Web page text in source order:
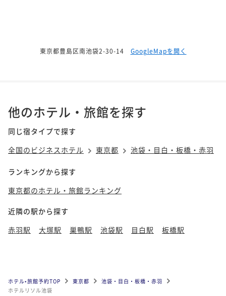
東京都豊島区南池袋2-30-14 GoogleMapを開く
他のホテル・旅館を探す
同じ宿タイプで探す
全国のビジネスホテル
東京都 池袋・目白・板橋・赤羽
ランキングから探す
東京都のホテル・旅館ランキング
近隣の駅から探す
赤羽駅
大塚駅 巣鴨駅 池袋駅 目白駅 板橋駅
ホテル•旅館予約TOP 東京都
池袋・目白・板橋・赤羽
ホテルリソル池袋